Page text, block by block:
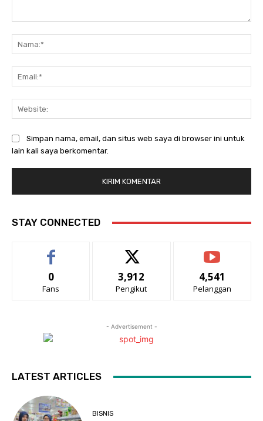
Simpan nama, email, dan situs web saya di browser ini untuk
lain kali saya berkomentar.
STAY CONNECTED
0
Fans
3,912
Pengikut
4,541
Pelanggan
- Advertisement -
LATEST ARTICLES
BISNIS